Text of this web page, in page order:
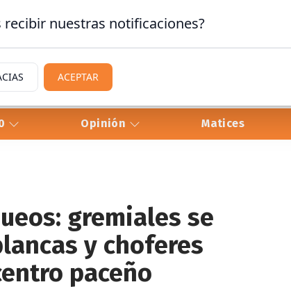
Opinión Matices
gremiales se
y choferes
paceño
recibir nuestras notificaciones?
ACEPTAR